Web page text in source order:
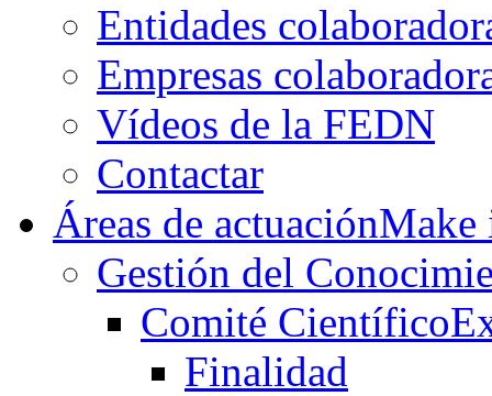
Entidades
Empresas
Vídeos de la FEDN
Contactar
Áreas de actuación
Gestión del
Comité Científico
Finalidad